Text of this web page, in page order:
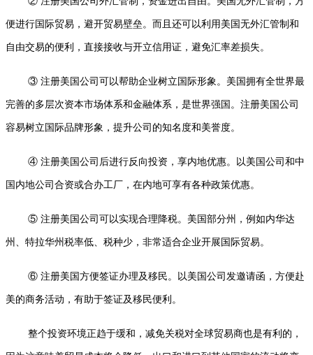
便进行国际贸易，避开贸易壁垒。而且还可以利用美国无外汇管制和
自由交易的便利，直接接收与开立信用证，避免汇率差损失。
③ 注册美国公司可以帮助企业树立国际形象。美国拥有全世界最
完善的多层次资本市场体系和金融体系，是世界强国。注册美国公司
容易树立国际品牌形象，提升公司的知名度和美誉度。
④ 注册美国公司后进行反向投资，享内地优惠。以美国公司和中
国内地公司合资或合办工厂，在内地可享有各种政策优惠。
⑤ 注册美国公司可以实现合理降税。美国部分州，例如内华达
州、特拉华州税率低、税种少，非常适合企业开展国际贸易。
⑥ 注册美国方便签证办理及移民。以美国公司发邀请函，方便赴
美的商务活动，有助于签证及移民便利。
整个投资环境正趋于缓和，减免关税对全球贸易商也是有利的，